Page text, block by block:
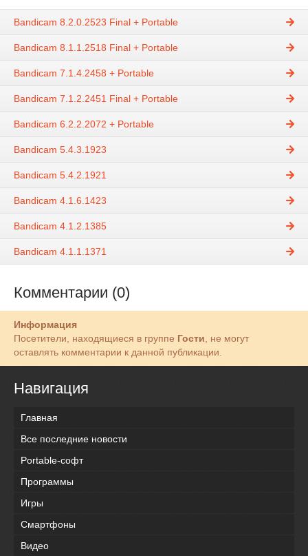
Bandicam 8.2.0.2523 Final + Portable
Bandicam 8.1.1.2518 Final + Portable
Bandicam 7.1.4.2458 + Portable
Bandicam 7.1.2.2451 Final + Portable
Bandicam 6.2.2.2072 + Portable
Bandicam 5.4.3.1923
Bandicam 5.4.2.1921
Bandicam 4.1.6.1423
Bandicam 4.1.2.1385
Bandicam 4.1.1.1371
Комментарии (0)
Информация
Посетители, находящиеся в группе Гости, не могут
оставлять комментарии к данной публикации.
Навигация
Главная
Все последние новости
Portable-софт
Программы
Игры
Смартфоны
Видео